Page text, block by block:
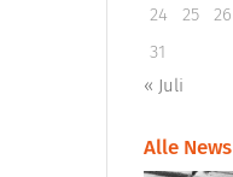
24
25 26
31
« Juli
Alle News